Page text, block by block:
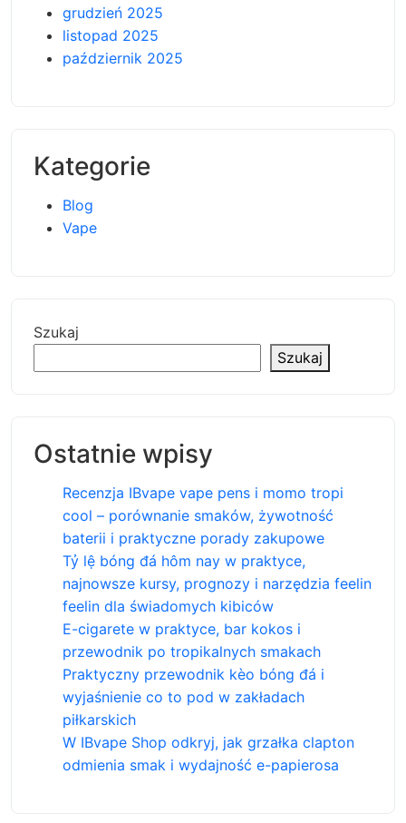
grudzień 2025
listopad 2025
październik 2025
Kategorie
Blog
Vape
Szukaj
Szukaj
Ostatnie wpisy
Recenzja IBvape vape pens i momo tropi
cool – porównanie smaków, żywotność
baterii i praktyczne porady zakupowe
Tỷ lệ bóng đá hôm nay w praktyce,
najnowsze kursy, prognozy i narzędzia feelin
feelin dla świadomych kibiców
E-cigarete w praktyce, bar kokos i
przewodnik po tropikalnych smakach
Praktyczny przewodnik kèo bóng đá i
wyjaśnienie co to pod w zakładach
piłkarskich
W IBvape Shop odkryj, jak grzałka clapton
odmienia smak i wydajność e-papierosa